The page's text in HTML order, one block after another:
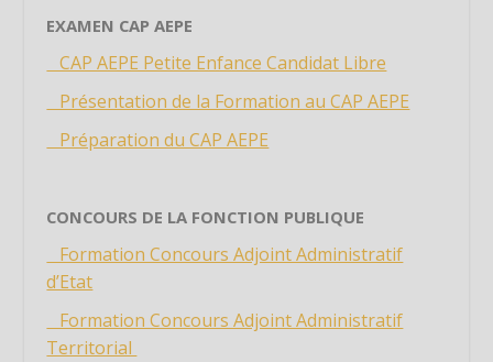
Étiquette
Étiquette
Étiquette
Étiquette
Étiquette
Étiquette
Étiquette
Étiquette
Étiquette
EXAMEN CAP AEPE
CAP AEPE Petite Enfance Candidat Libre
Présentation de la Formation au CAP AEPE
Préparation du CAP AEPE
CONCOURS DE LA FONCTION PUBLIQUE
Formation Concours Adjoint Administratif
d’Etat
Formation Concours Adjoint Administratif
Territorial